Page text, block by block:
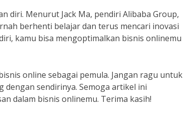
diri. Menurut Jack Ma, pendiri Alibaba Group,
berhenti belajar dan terus mencari inovasi
kamu bisa mengoptimalkan bisnis onlinemu
online sebagai pemula. Jangan ragu untuk
dengan sendirinya. Semoga artikel ini
dalam bisnis onlinemu. Terima kasih!